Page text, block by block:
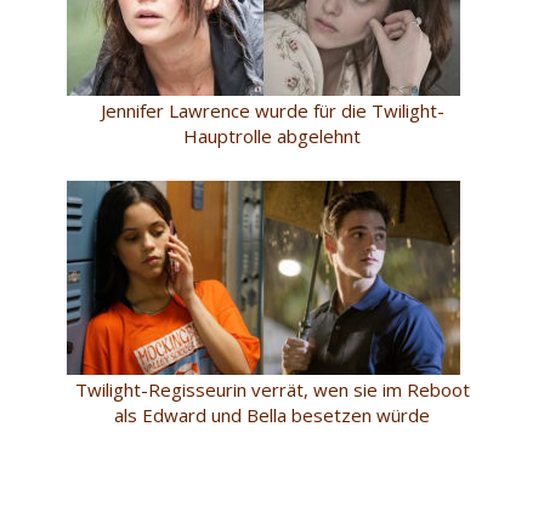
Jennifer Lawrence wurde für die Twilight-
Hauptrolle abgelehnt
Twilight-Regisseurin verrät, wen sie im Reboot
als Edward und Bella besetzen würde